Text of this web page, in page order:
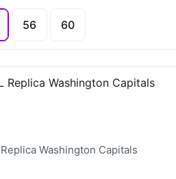
56 60
Replica Washington Capitals
Washington Capitals